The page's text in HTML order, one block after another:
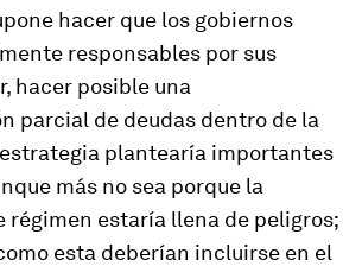
hacer que los gobiernos
responsables por sus
hacer posible una
parcial de deudas dentro de la
plantearía importantes
más no sea porque la
régimen estaría llena de peligros;
esta deberían incluirse en el